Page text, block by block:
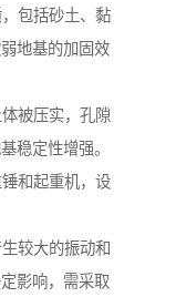
包括砂土、黏
地基的加固效
被压实，孔隙
稳定性增强。
和起重机，设
较大的振动和
影响，需采取